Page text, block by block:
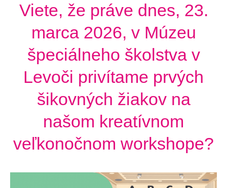
Viete, že práve dnes, 23.
marca 2026, v Múzeu
špeciálneho školstva v
Levoči privítame prvých
šikovných žiakov na
našom kreatívnom
veľkonočnom workshope?